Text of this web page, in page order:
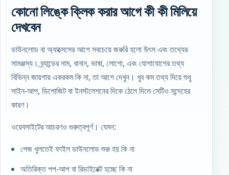
কোনো লিঙ্কে ক্লিক করার আগে কী কী মিলিয়ে
দেখবেন
ডাউনলোড বা অ্যাক্সেসের আগে সবচেয়ে জরুরি হলো উৎস এবং তথ্যের
সামঞ্জস্য। ব্র্যান্ডের নাম, বানান, ভাষা, লোগো, এবং যোগাযোগের তথ্য
বিভিন্ন জায়গায় একরকম কি না, তা আগে দেখুন। খুব কম তথ্য দিয়ে শুধু
সাইন-আপ, ডিপোজিট বা ইনস্টলেশনের দিকে ঠেলে দিলে সেটিও সন্দেহের
কারণ।
ওয়েবসাইটের আচরণও গুরুত্বপূর্ণ। যেমন:
পেজ খুলতেই ফাইল ডাউনলোড শুরু হয় কি না
অতিরিক্ত পপ-আপ বা রিডাইরেক্ট হচ্ছে কি না